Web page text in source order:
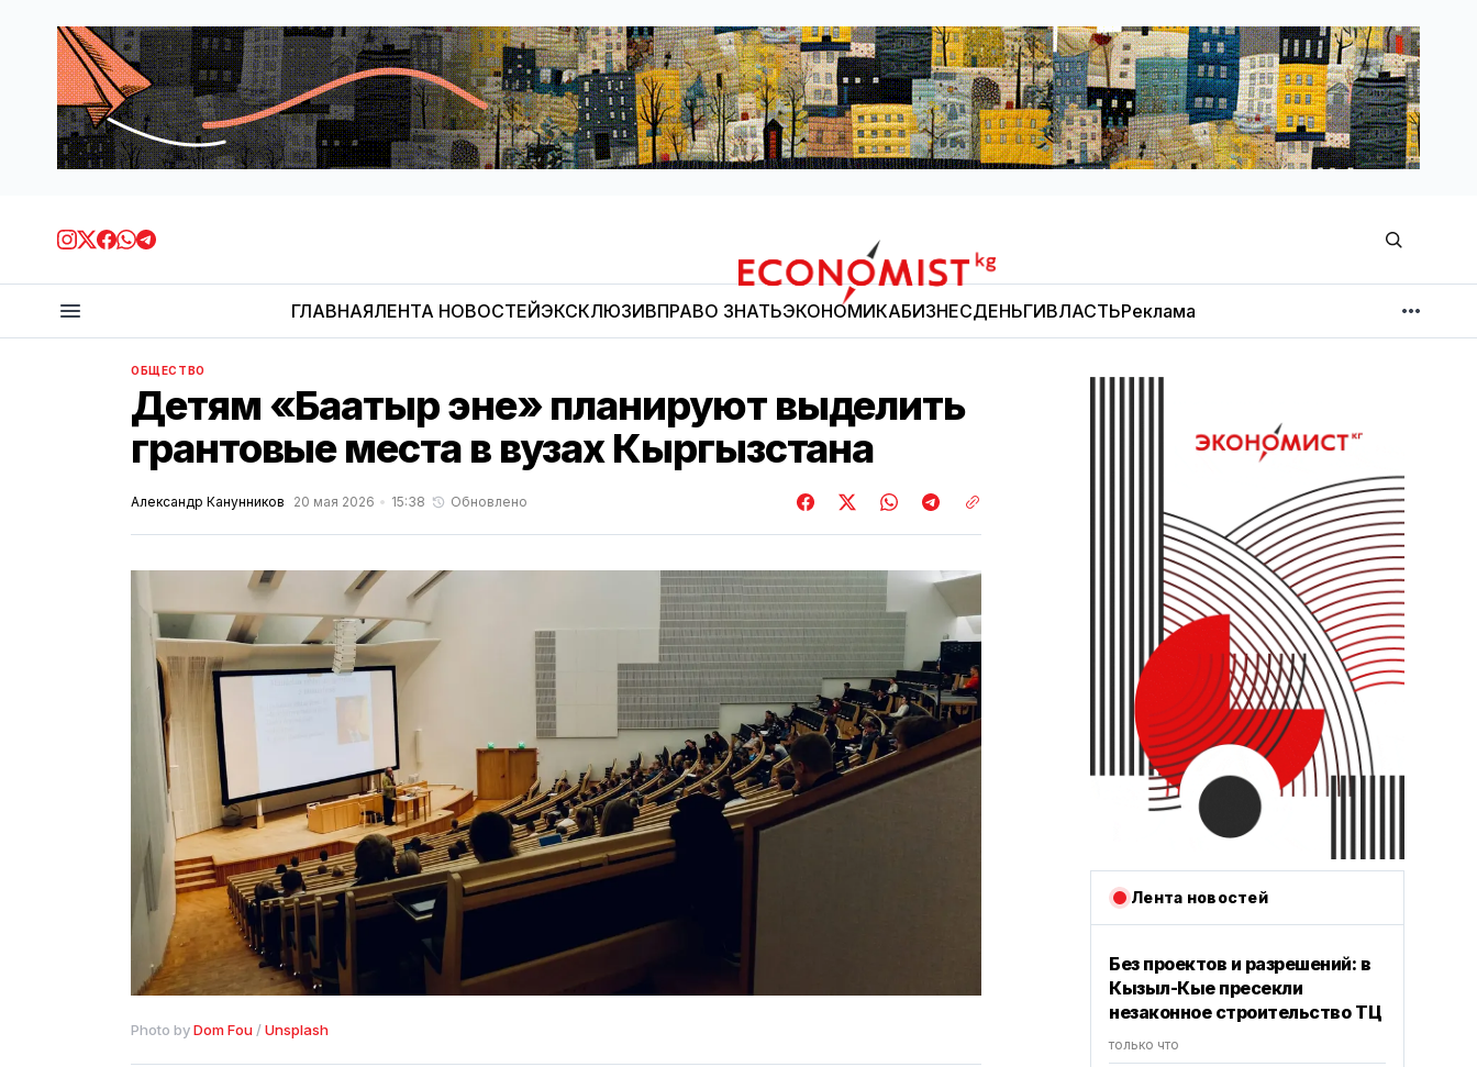
Economist.kg
ГЛАВНАЯЛЕНТА НОВОСТЕЙЭКСКЛЮЗИВПРАВО ЗНАТЬЭКОНОМИКАБИЗНЕСДЕНЬГИВЛАСТЬРеклама
МНЕНИЕ
ОБЩЕСТВО
Детям «Баатыр эне» планируют выделить
грантовые места в вузах Кыргызстана
Александр Канунников 20 мая 2026 15:38 Обновлено
Photo by Dom Fou / Unsplash
Лента новостей
Без проектов и разрешений: в
Кызыл-Кые пресекли
незаконное строительство ТЦ
только что